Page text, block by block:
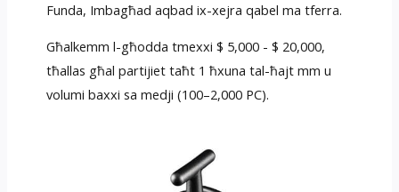
Funda, Imbagħad aqbad ix-xejra qabel ma tferra.
Għalkemm l-għodda tmexxi $ 5,000 - $ 20,000,
tħallas għal partijiet taħt 1 ħxuna tal-ħajt mm u
volumi baxxi sa medji (100–2,000 PC).